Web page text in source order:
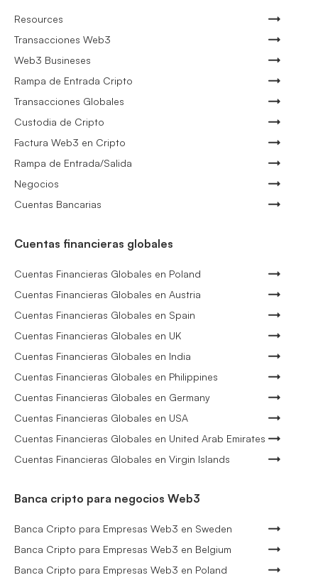
Resources
Transacciones Web3
Web3 Busineses
Rampa de Entrada Cripto
Transacciones Globales
Custodia de Cripto
Factura Web3 en Cripto
Rampa de Entrada/Salida
Negocios
Cuentas Bancarias
Cuentas financieras globales
Cuentas Financieras Globales en Poland
Cuentas Financieras Globales en Austria
Cuentas Financieras Globales en Spain
Cuentas Financieras Globales en UK
Cuentas Financieras Globales en India
Cuentas Financieras Globales en Philippines
Cuentas Financieras Globales en Germany
Cuentas Financieras Globales en USA
Cuentas Financieras Globales en United Arab Emirates
Cuentas Financieras Globales en Virgin Islands
Banca cripto para negocios Web3
Banca Cripto para Empresas Web3 en Sweden
Banca Cripto para Empresas Web3 en Belgium
Banca Cripto para Empresas Web3 en Poland